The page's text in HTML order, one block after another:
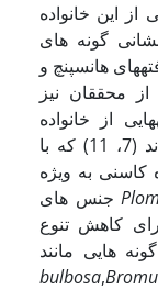
از این خانواده
گونه های
هانسپنچ و
از محققان نیز
تخریب عرصه­های منابع طبیعی ذکر کردند (7، 11) که با
کاسنی به ویژه
جنس های
کاهش تنوع
bulbosa,